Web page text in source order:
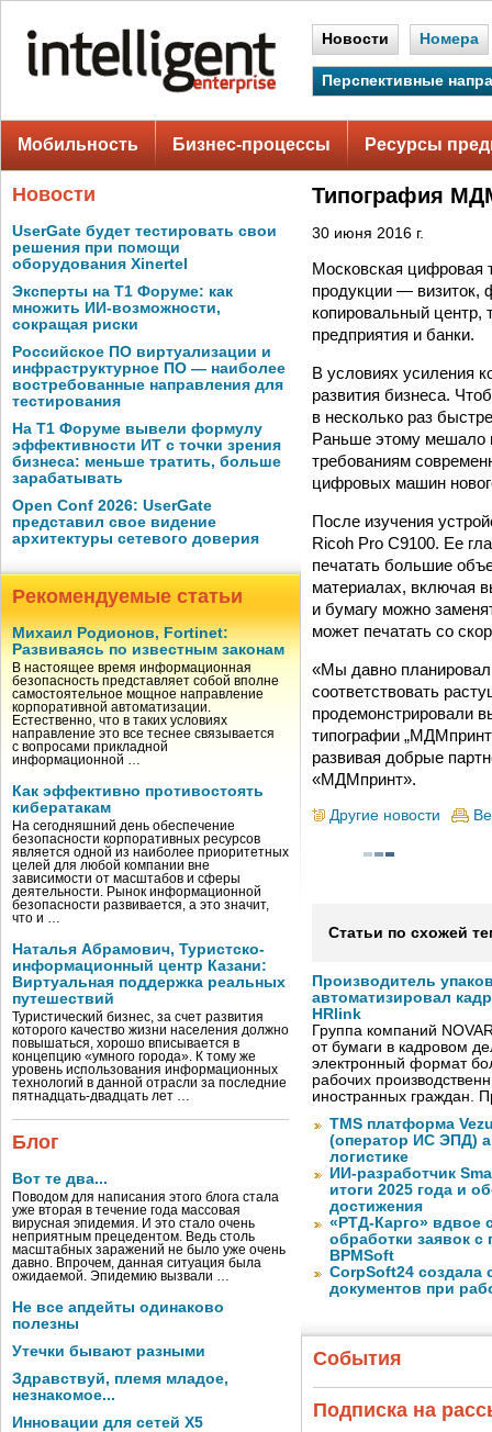
Новости Номера
Перспективные
Мобильность Бизнес-процессы Ресурсы
Новости
UserGate будет тестировать свои
решения при помощи
оборудования Xinertel
Эксперты на Т1 Форуме: как
множить ИИ-возможности,
сокращая риски
Российское ПО виртуализации и
инфраструктурное ПО — наиболее
востребованные направления для
тестирования
На Т1 Форуме вывели формулу
эффективности ИТ с точки зрения
бизнеса: меньше тратить, больше
зарабатывать
Open Conf 2026: UserGate
представил свое видение
архитектуры сетевого доверия
Рекомендуемые статьи
Михаил Родионов, Fortinet:
Развиваясь по известным законам
В настоящее время информационная
безопасность представляет собой вполне
самостоятельное мощное направление
корпоративной автоматизации.
Естественно, что в таких условиях
направление это все теснее связывается
с вопросами прикладной
информационной …
Как эффективно противостоять
кибератакам
На сегодняшний день обеспечение
безопасности корпоративных ресурсов
является одной из наиболее приоритетных
целей для любой компании вне
зависимости от масштабов и сферы
деятельности. Рынок информационной
безопасности развивается, а это значит,
что и …
Наталья Абрамович, Туристско-
информационный центр Казани:
Виртуальная поддержка реальных
путешествий
Туристический бизнес, за счет развития
которого качество жизни населения должно
повышаться, хорошо вписывается в
концепцию «умного города». К тому же
уровень использования информационных
технологий в данной отрасли за последние
пятнадцать-двадцать лет …
Блог
Вот те два...
Поводом для написания этого блога стала
уже вторая в течение года массовая
вирусная эпидемия. И это стало очень
неприятным прецедентом. Ведь столь
масштабных заражений не было уже очень
давно. Впрочем, данная ситуация была
ожидаемой. Эпидемию вызвали …
Не все апдейты одинаково
полезны
Утечки бывают разными
Здравствуй, племя младое,
незнакомое...
Инновации для сетей X5
Типография
30 июня 2016 г.
Московская цифровая
продукции — визиток,
копировальный центр,
предприятия и банки.
В условиях усиления
развития бизнеса.
в несколько раз
Раньше этому мешало
требованиям
цифровых машин
После изучения
Ricoh Pro C9100. Ее
печатать большие
материалах, включая
и бумагу можно
может печатать со
«Мы давно
соответствовать
продемонстрировали
типографии
развивая добрые
«МДМпринт».
Другие новости
Статьи по схожей
Производитель
автоматизировал
HRlink
Группа компаний
от бумаги в кадровом
электронный формат
рабочих
иностранных граждан.
TMS платформа
(оператор ИС ЭПД)
логистике
ИИ-разработчик
итоги 2025 года и
достижения
«РТД-Карго» вдвое
обработки заявок
BPMSoft
CorpSoft24 создала
документов при
События
Подписка на